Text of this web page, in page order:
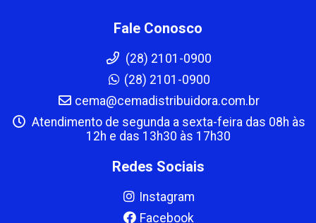
Fale Conosco
(28) 2101-0900
(28) 2101-0900
cema@cemadistribuidora.com.br
Atendimento de segunda a sexta-feira das 08h às
12h e das 13h30 às 17h30
Redes Sociais
Instagram
Facebook